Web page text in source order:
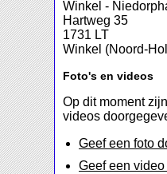
Winkel -
Hartweg 35
1731 LT
Winkel (Noord-
Foto's en videos
Op dit moment
videos
Geef een foto
Geef een